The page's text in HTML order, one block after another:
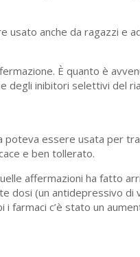
anche da ragazzi e
È quanto è
degli inibitori selettivi del
poteva essere usata per
e ben tollerato.
affermazioni ha fatto
dosi (un antidepressivo di
c’è stato un